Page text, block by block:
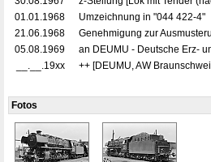
01.01.1968
Umzeichnung in "044 422-4"
21.06.1968
Genehmigung zur
05.08.1969
an DEUMU - Deutsche Erz-
__.__.19xx
++ [DEUMU, AW
Fotos